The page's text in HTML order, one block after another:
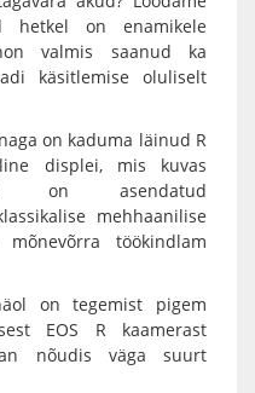
hetkel on enamikele
valmis saanud ka
käsitlemise oluliselt
on kaduma läinud R
displei, mis kuvas
on asendatud
mehhaanilise
töökindlam
on tegemist pigem
EOS R kaamerast
nõudis väga suurt